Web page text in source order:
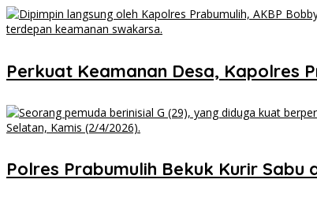
Perkuat Keamanan Desa, Kapolres
Polres Prabumulih Bekuk Kurir